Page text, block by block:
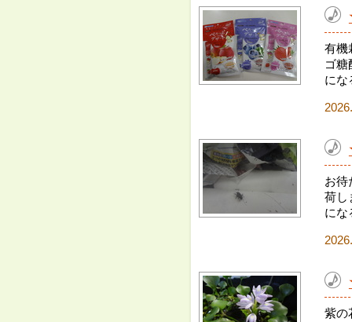
有機
ゴ糖
にな
お待
荷し
にな
紫の